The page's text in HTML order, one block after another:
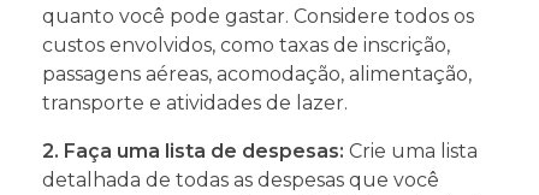
quanto você pode gastar. Considere todos os
custos envolvidos, como taxas de inscrição,
passagens aéreas, acomodação, alimentação,
transporte e atividades de lazer.
2. Faça uma lista de despesas: Crie uma lista
detalhada de todas as despesas que você